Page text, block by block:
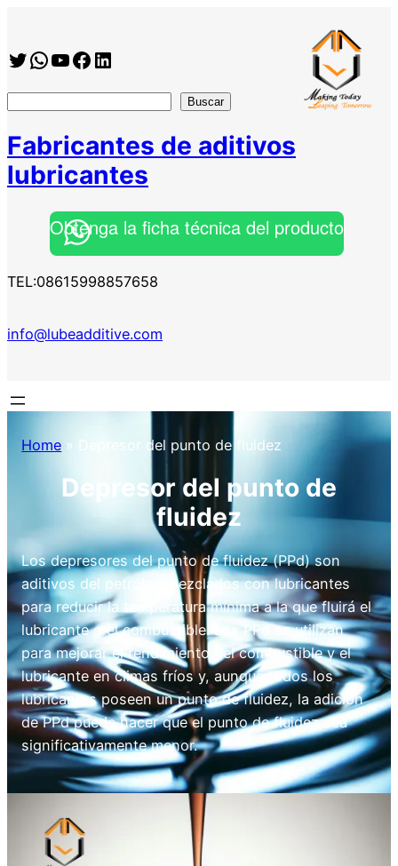
Twitter
WhatsApp
YouTube
Facebook
https://www.linkedin.com/company/shanghai-minglan-chemical-co–ltd
Buscar
Fabricantes de aditivos
lubricantes
Obtenga la ficha técnica del producto
TEL:08615998857658
info@lubeadditive.com
Home » Depresor del punto de fluidez
Depresor del punto de
fluidez
Los depresores del punto de fluidez (PPd) son
aditivos del petróleo mezclados con lubricantes
para reducir la temperatura mínima a la que fluirá el
lubricante o el combustible. Los PPd se utilizan
para mejorar el rendimiento del combustible y el
lubricante en climas fríos y, aunque todos los
lubricantes poseen un punto de fluidez, la adición
de PPd puede hacer que el punto de fluidez sea
significativamente menor.